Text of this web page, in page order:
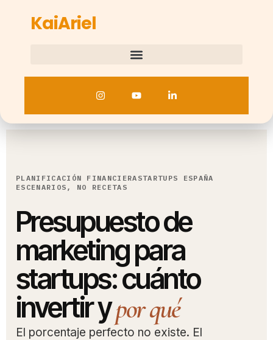
KaiAriel
PLANIFICACIÓN FINANCIERA STARTUPS ESPAÑA
ESCENARIOS, NO RECETAS
Presupuesto de
marketing para
startups: cuánto
invertir ypor qué
El porcentaje perfecto no existe. El